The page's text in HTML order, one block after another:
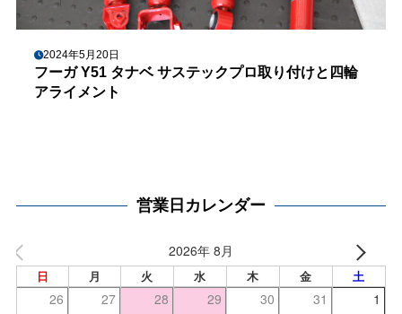
2024年5月20日
フーガ Y51 タナベ サステックプロ取り付けと四輪
アライメント
営業日カレンダー
2026年 8月
日 月 火 水 木 金 土
26 27 28 29 30 31 1